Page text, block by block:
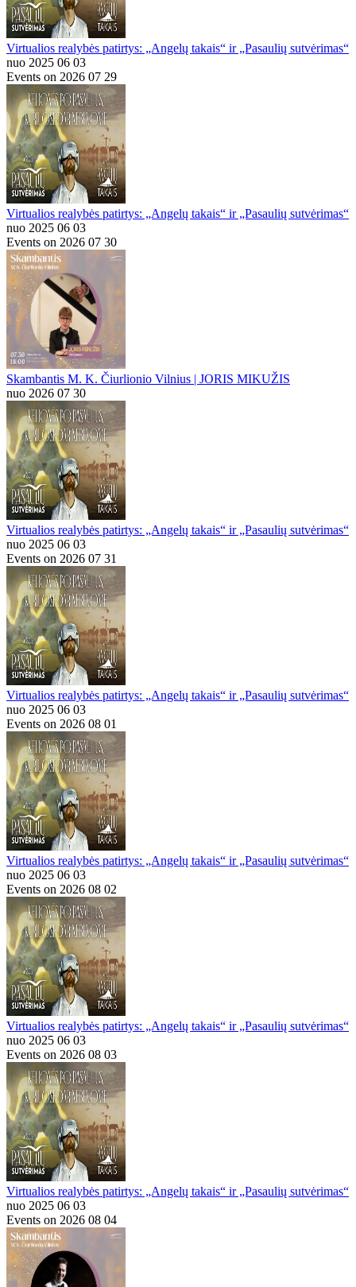
Virtualios realybės patirtys: „Angelų takais“ ir „Pasaulių sutvėrimas“
nuo 2025 06 03
Events on 2026 07 29
Virtualios realybės patirtys: „Angelų takais“ ir „Pasaulių sutvėrimas“
nuo 2025 06 03
Events on 2026 07 30
Skambantis M. K. Čiurlionio Vilnius | JORIS MIKUŽIS
nuo 2026 07 30
Virtualios realybės patirtys: „Angelų takais“ ir „Pasaulių sutvėrimas“
nuo 2025 06 03
Events on 2026 07 31
Virtualios realybės patirtys: „Angelų takais“ ir „Pasaulių sutvėrimas“
nuo 2025 06 03
Events on 2026 08 01
Virtualios realybės patirtys: „Angelų takais“ ir „Pasaulių sutvėrimas“
nuo 2025 06 03
Events on 2026 08 02
Virtualios realybės patirtys: „Angelų takais“ ir „Pasaulių sutvėrimas“
nuo 2025 06 03
Events on 2026 08 03
Virtualios realybės patirtys: „Angelų takais“ ir „Pasaulių sutvėrimas“
nuo 2025 06 03
Events on 2026 08 04